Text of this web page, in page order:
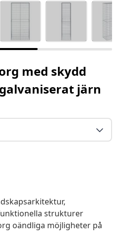
med skydd
järn
strukturer
oändliga möjligheter på